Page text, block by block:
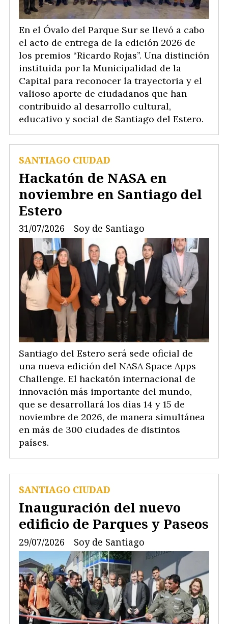
En el Óvalo del Parque Sur se llevó a cabo
el acto de entrega de la edición 2026 de
los premios “Ricardo Rojas”. Una distinción
instituida por la Municipalidad de la
Capital para reconocer la trayectoria y el
valioso aporte de ciudadanos que han
contribuido al desarrollo cultural,
educativo y social de Santiago del Estero.
Hackatón de NASA en
noviembre en Santiago del
Estero
Soy de Santiago
SANTIAGO CIUDAD
31/07/2026
Santiago del Estero será sede oficial de
una nueva edición del NASA Space Apps
Challenge. El hackatón internacional de
innovación más importante del mundo,
que se desarrollará los días 14 y 15 de
noviembre de 2026, de manera simultánea
en más de 300 ciudades de distintos
países.
Inauguración del nuevo
edificio de Parques y Paseos
Soy de Santiago
SANTIAGO CIUDAD
29/07/2026